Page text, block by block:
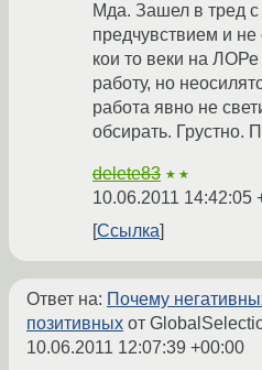
Мда. Зашел в тред
предчувствием и
кои то веки на
работу, но
работа явно не
обсирать. Грустно.
delete83 ★★
10.06.2011 14:42:05
Ссылка
Ответ на: Почему
позитивных от
10.06.2011 12:07:39 +00:00